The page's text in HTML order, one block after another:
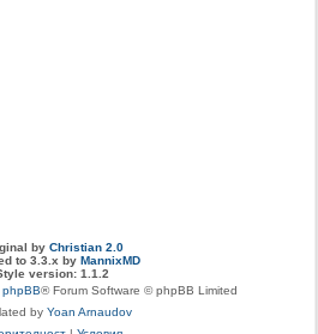
by Christian 2.0
to 3.3.x by MannixMD
version: 1.1.2
phpBB® Forum Software © phpBB Limited
by Yoan Arnaudov